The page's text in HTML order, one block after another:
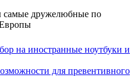
самые дружелюбные по
на иностранные ноутбуки и
для превентивного